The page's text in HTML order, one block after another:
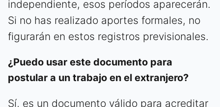
independiente, esos períodos aparecerán.
Si no has realizado aportes formales, no
figurarán en estos registros previsionales.
¿Puedo usar este documento para
postular a un trabajo en el extranjero?
Sí, es un documento válido para acreditar